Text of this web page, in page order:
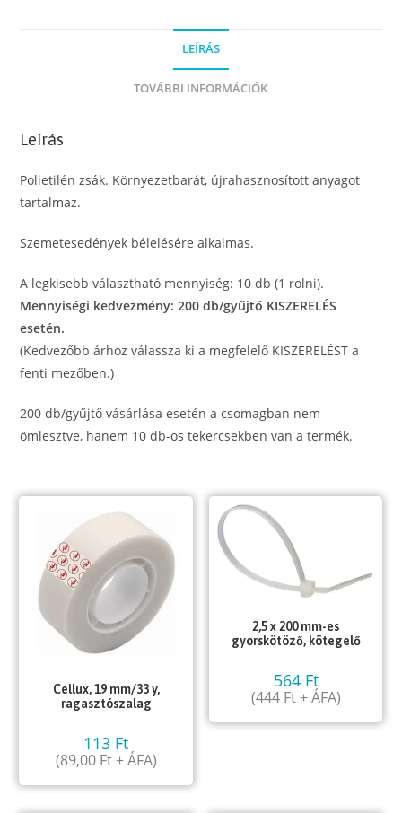
(135
l)
LEÍRÁS
TOVÁBBI INFORMÁCIÓK
Leírás
Polietilén zsák. Környezetbarát, újrahasznosított anyagot
tartalmaz.
Szemetesedények bélelésére alkalmas.
A legkisebb választható mennyiség: 10 db (1 rolni).
Mennyiségi kedvezmény: 200 db/gyűjtő KISZERELÉS
esetén.
(Kedvezőbb árhoz válassza ki a megfelelő KISZERELÉST a
fenti mezőben.)
200 db/gyűjtő vásárlása esetén a csomagban nem
ömlesztve, hanem 10 db-os tekercsekben van a termék.
Cellux, 19 mm/33 y,
ragasztószalag
113 Ft
(89,00 Ft+ ÁFA)
2,5 x 200 mm-es
gyorskötöző, kötegelő
564 Ft
(444 Ft+ ÁFA)